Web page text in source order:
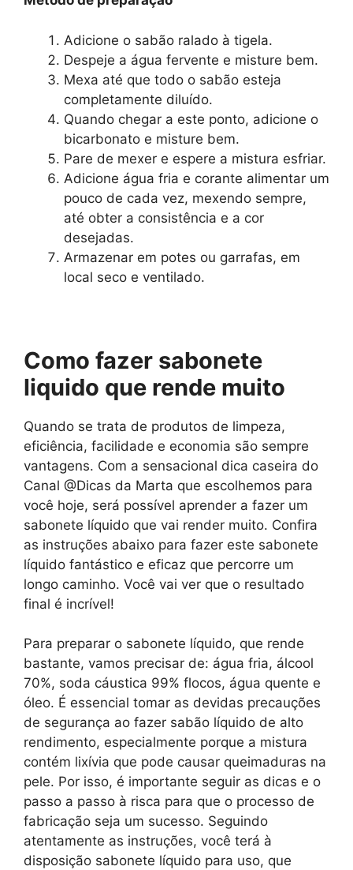
Adicione o sabão ralado à tigela.
Despeje a água fervente e misture bem.
Mexa até que todo o sabão esteja
completamente diluído.
Quando chegar a este ponto, adicione o
bicarbonato e misture bem.
Pare de mexer e espere a mistura esfriar.
Adicione água fria e corante alimentar um
pouco de cada vez, mexendo sempre,
até obter a consistência e a cor
desejadas.
Armazenar em potes ou garrafas, em
local seco e ventilado.
Como fazer sabonete
liquido que rende muito
Quando se trata de produtos de limpeza,
eficiência, facilidade e economia são sempre
vantagens. Com a sensacional dica caseira do
Canal @Dicas da Marta que escolhemos para
você hoje, será possível aprender a fazer um
sabonete líquido que vai render muito. Confira
as instruções abaixo para fazer este sabonete
líquido fantástico e eficaz que percorre um
longo caminho. Você vai ver que o resultado
final é incrível!
Para preparar o sabonete líquido, que rende
bastante, vamos precisar de: água fria, álcool
70%, soda cáustica 99% flocos, água quente e
óleo. É essencial tomar as devidas precauções
de segurança ao fazer sabão líquido de alto
rendimento, especialmente porque a mistura
contém lixívia que pode causar queimaduras na
pele. Por isso, é importante seguir as dicas e o
passo a passo à risca para que o processo de
fabricação seja um sucesso. Seguindo
atentamente as instruções, você terá à
disposição sabonete líquido para uso, que